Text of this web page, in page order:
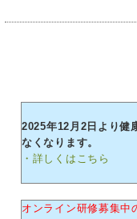
2025年12月2日より健
なくなります。
・詳しくはこちら
オンライン研修募集中